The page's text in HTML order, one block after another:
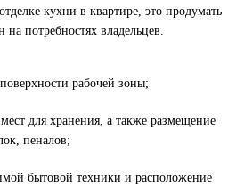
кухни в квартире, это продумать
потребностях владельцев.
рабочей зоны;
мест для хранения, а также размещение
пеналов;
бытовой техники и расположение